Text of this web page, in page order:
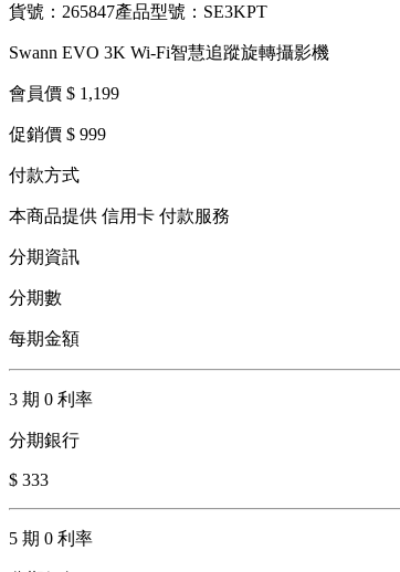
貨號：265847產品型號：SE3KPT
Swann EVO 3K Wi-Fi智慧追蹤旋轉攝影機
會員價 $ 1,199
促銷價 $ 999
付款方式
本商品提供 信用卡 付款服務
分期資訊
分期數
每期金額
3 期 0 利率
分期銀行
$ 333
5 期 0 利率